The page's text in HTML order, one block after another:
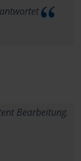
Bearbeitung.